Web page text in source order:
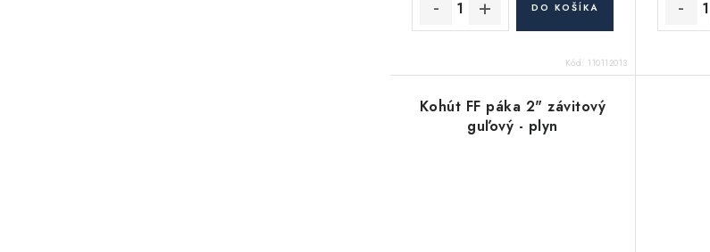
DO KOŠÍKA
Kód: 110112013
Kohút FF páka 2" závitový
guľový - plyn